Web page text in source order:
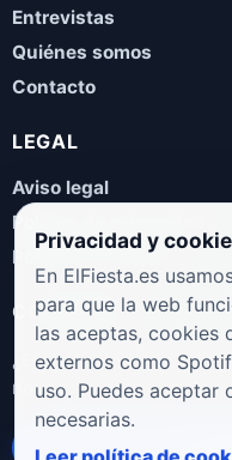
Entrevistas
Quiénes somos
Contacto
LEGAL
Aviso legal
Política de privacidad
Política de cookies
COLABORA
¿Eres artista, manager,
novedades, galas,
Privacidad y
En ElFiesta.es
para que la web
las aceptas, cookies
externos como
uso. Puedes aceptar
necesarias.